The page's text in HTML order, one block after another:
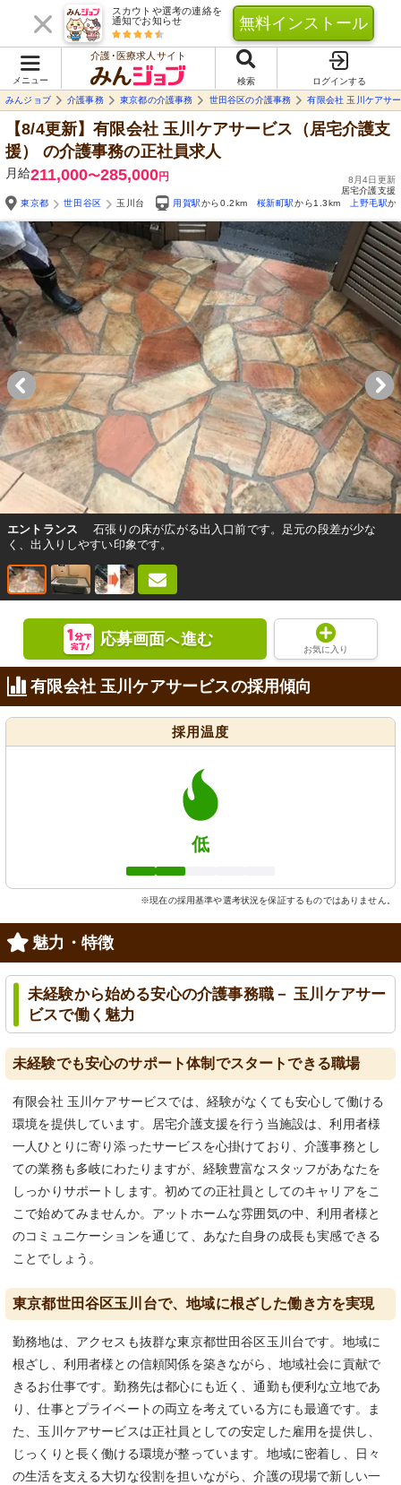
スカウトや選考の連絡を
通知でお知らせ
無料インストール
メニュー
介護･医療求人サイト
検索
ログインする
みんジョブ
介護事務 東京都の介護事務 世田谷区の介護事務 有限会社 玉川ケアサ
【8/4更新】有限会社 玉川ケアサービス（居宅介護支
援）
の介護事務の正社員求人
月給211,000〜285,000円
8月4日更新
居宅介護支援
東京都
世田谷区 玉川台 用賀駅から0.2km 桜新町駅から1.3km 上野毛駅か
エントランス
石張りの床が広がる出入口前です。足元の段差が少な
く、出入りしやすい印象です。
応募画面へ進む
お気に入り
有限会社 玉川ケアサービスの採用傾向
採用温度
低
※現在の採用基準や選考状況を保証するものではありません。
魅力・特徴
未経験から始める安心の介護事務職－ 玉川ケアサー
ビスで働く魅力
未経験でも安心のサポート体制でスタートできる職場
有限会社 玉川ケアサービスでは、経験がなくても安心して働ける
環境を提供しています。居宅介護支援を行う当施設は、利用者様
一人ひとりに寄り添ったサービスを心掛けており、介護事務とし
ての業務も多岐にわたりますが、経験豊富なスタッフがあなたを
しっかりサポートします。初めての正社員としてのキャリアをこ
こで始めてみませんか。アットホームな雰囲気の中、利用者様と
のコミュニケーションを通じて、あなた自身の成長も実感できる
ことでしょう。
東京都世田谷区玉川台で、地域に根ざした働き方を実現
勤務地は、アクセスも抜群な東京都世田谷区玉川台です。地域に
根ざし、利用者様との信頼関係を築きながら、地域社会に貢献で
きるお仕事です。勤務先は都心にも近く、通勤も便利な立地であ
り、仕事とプライベートの両立を考えている方にも最適です。ま
た、玉川ケアサービスは正社員としての安定した雇用を提供し、
じっくりと長く働ける環境が整っています。地域に密着し、日々
の生活を支える大切な役割を担いながら、介護の現場で新しい一